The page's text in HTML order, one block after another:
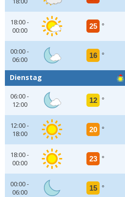
18:00 -
00:00
25 °
00:00 -
06:00
16 °
Dienstag
06:00 -
12:00
12 °
12:00 -
18:00
20 °
18:00 -
00:00
23 °
00:00 -
06:00
15 °